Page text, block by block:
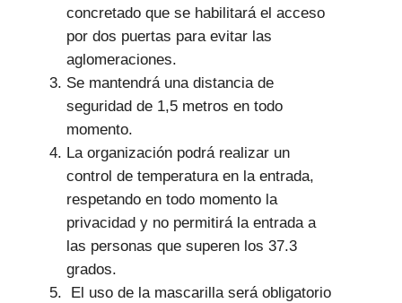
concretado que se habilitará el acceso
por dos puertas para evitar las
aglomeraciones.
Se mantendrá una distancia de
seguridad de 1,5 metros en todo
momento.
La organización podrá realizar un
control de temperatura en la entrada,
respetando en todo momento la
privacidad y no permitirá la entrada a
las personas que superen los 37.3
grados.
El uso de la mascarilla será obligatorio